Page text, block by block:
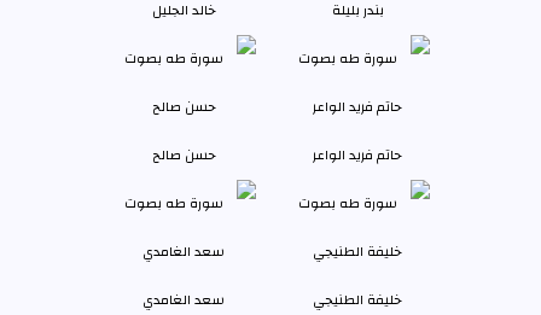
بندر بليلة خالد الجليل
حاتم فريد الواعر حسن صالح
خليفة الطنيجي سعد الغامدي